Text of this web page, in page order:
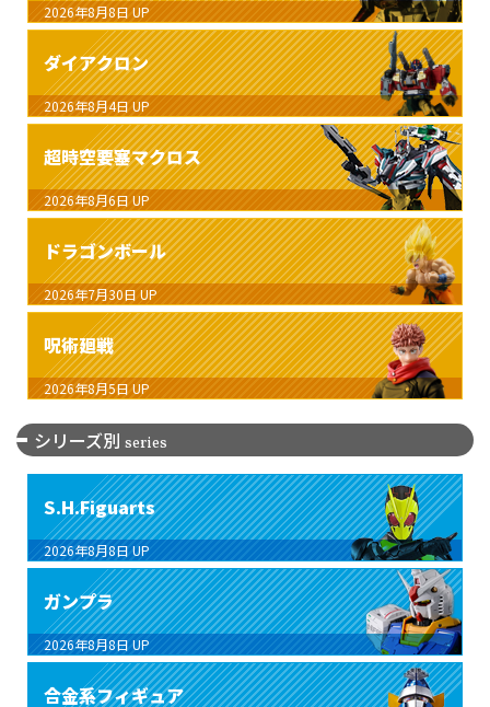
2026年8月8日 UP
ダイアクロン
2026年8月4日 UP
超時空要塞マクロス
2026年8月6日 UP
ドラゴンボール
2026年7月30日 UP
呪術廻戦
2026年8月5日 UP
シリーズ別 series
S.H.Figuarts
2026年8月8日 UP
ガンプラ
2026年8月8日 UP
合金系フィギュア